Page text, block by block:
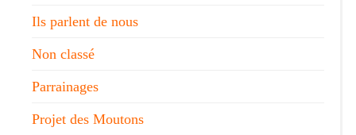
Ils parlent de nous
Non classé
Parrainages
Projet des Moutons